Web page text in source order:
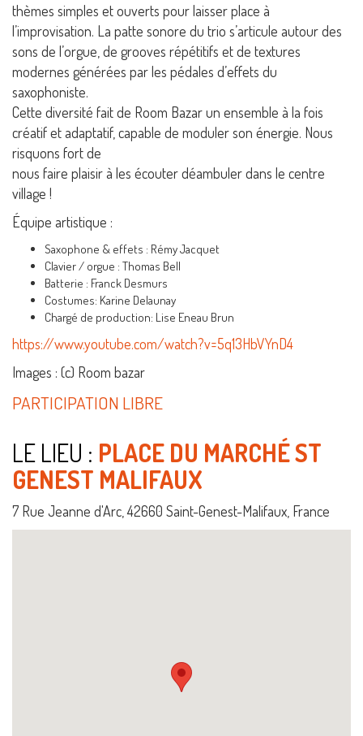
thèmes simples et ouverts pour laisser place à
l’improvisation. La patte sonore du trio s’articule autour des
sons de l’orgue, de grooves répétitifs et de textures
modernes générées par les pédales d’effets du
saxophoniste.
Cette diversité fait de Room Bazar un ensemble à la fois
créatif et adaptatif, capable de moduler son énergie. Nous
risquons fort de
nous faire plaisir à les écouter déambuler dans le centre
village !
Équipe artistique :
Saxophone & effets : Rémy Jacquet
Clavier / orgue : Thomas Bell
Batterie : Franck Desmurs
Costumes: Karine Delaunay
Chargé de production: Lise Eneau Brun
https://www.youtube.com/watch?v=5q13HbVYnD4
Images : (c) Room bazar
PARTICIPATION LIBRE
LE LIEU : PLACE DU MARCHÉ ST
GENEST MALIFAUX
7 Rue Jeanne d'Arc, 42660 Saint-Genest-Malifaux, France